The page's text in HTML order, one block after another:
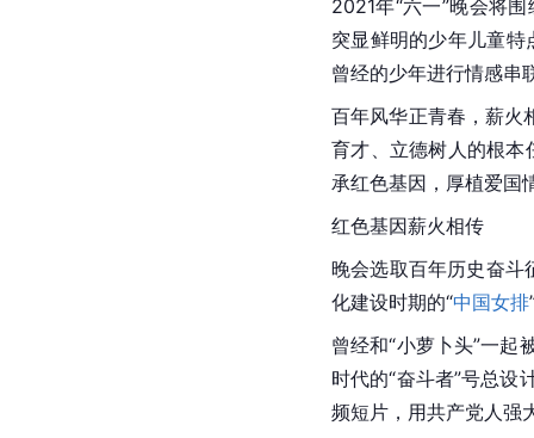
2021年“六一”晚会将
突显鲜明的少年儿童
曾经的少年进行情感串
百年风华正青春，薪火
育才、立德树人的根本
承红色基因，厚植爱国
红色基因薪火相传
晚会选取百年历史奋斗
化建设时期的“中国女排
曾经和“小萝卜头”一起
时代的“奋斗者”号总设
频短片，用共产党人强